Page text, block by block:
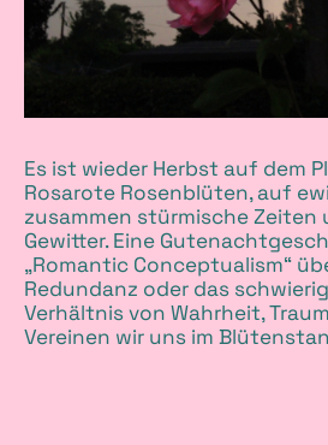
Es ist wieder Herbst auf dem
Rosarote Rosenblüten, auf
zusammen stürmische Zeiten
Gewitter. Eine
„Romantic Conceptualism“
Redundanz oder das
Verhältnis von Wahrheit,
Vereinen wir uns im